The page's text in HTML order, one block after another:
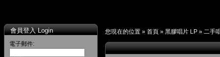
會員登入 Login
電子郵件:
您現在的位置 » 首頁 » 黑膠唱片 LP » 二手